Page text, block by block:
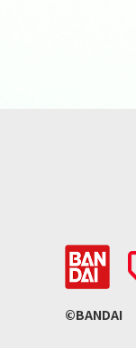
©BANDAI